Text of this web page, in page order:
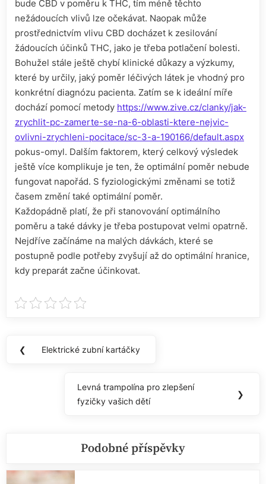
bude CBD v poměru k THC, tím méně těchto
nežádoucích vlivů lze očekávat. Naopak může
prostřednictvím vlivu CBD docházet k zesilování
žádoucích účinků THC, jako je třeba potlačení bolesti.
Bohužel stále ještě chybí klinické důkazy a výzkumy,
které by určily, jaký poměr léčivých látek je vhodný pro
konkrétní diagnózu pacienta. Zatím se k ideální míře
dochází pomocí metody https://www.zive.cz/clanky/jak-
zrychlit-pc-zamerte-se-na-6-oblasti-ktere-nejvic-
ovlivni-zrychleni-pocitace/sc-3-a-190166/default.aspx
pokus-omyl. Dalším faktorem, který celkový výsledek
ještě více komplikuje je ten, že optimální poměr nebude
fungovat napořád. S fyziologickými změnami se totiž
časem změní také optimální poměr.
Každopádně platí, že při stanovování optimálního
poměru a také dávky je třeba postupovat velmi opatrně.
Nejdříve začínáme na malých dávkách, které se
postupně podle potřeby zvyšují až do optimální hranice,
kdy preparát začne účinkovat.
Navigace
❮
Previous
Elektrické zubní kartáčky
Next
Post:
Levná trampolína pro zlepšení
fyzičky vašich dětí
❯
Podobné příspěvky